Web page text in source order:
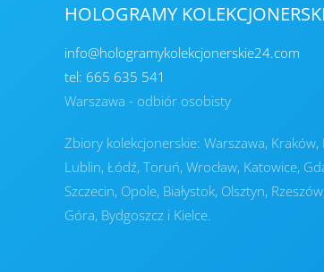
HOLOGRAMY
info@hologramykolekcjonerskie24.com
tel: 665 635 541
Warszawa - odbiór osobisty
Zbiory kolekcjonerskie: Warszawa, Kraków,
Lublin, Łódź, Toruń, Wrocław, Katowice,
Szczecin, Opole, Białystok, Olsztyn,
Góra, Bydgoszcz i Kielce.